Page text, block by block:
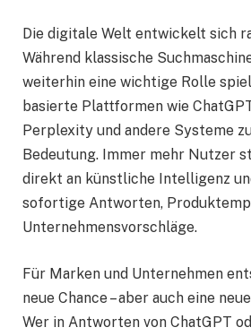
Die digitale Welt entwickelt sich
Während klassische
weiterhin eine wichtige Rolle
basierte Plattformen wie
Perplexity und andere Systeme
Bedeutung. Immer mehr Nutzer
direkt an künstliche Intelligenz
sofortige Antworten,
Unternehmensvorschläge.
Für Marken und Unternehmen
neue Chance – aber auch eine
Wer in Antworten von ChatGPT